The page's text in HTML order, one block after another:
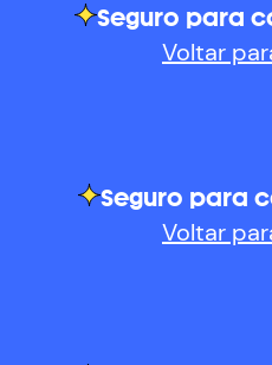
Seguro para
Voltar
Seguro para
Voltar